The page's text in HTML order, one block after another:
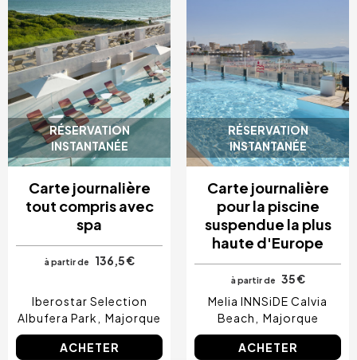
RÉSERVATION
INSTANTANÉE
Carte journalière
tout compris avec
spa
à partir de 136,5 €
Iberostar Selection
Albufera Park
Majorque
ACHETER
RÉSERVATION
INSTANTANÉE
Carte journalière
pour la piscine
suspendue la plus
haute d'Europe
à partir de
35 €
Melia INNSiDE Calvia
Beach
Majorque
ACHETER